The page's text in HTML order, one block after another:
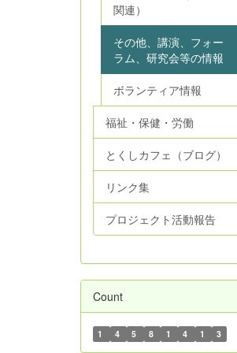
関連）
その他、講演、フォー
ラム、研究会等の情報
ボランティア情報
福祉・保健・労働
とくしカフェ（ブログ）
リンク集
プロジェクト活動報告
Count
1 4 5 8 1 4 1 3